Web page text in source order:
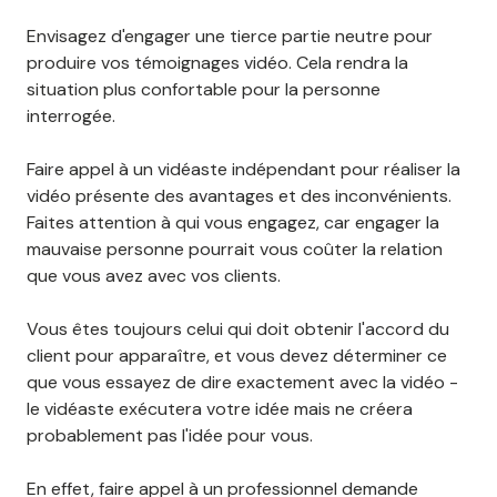
Envisagez d'engager une tierce partie neutre pour
produire vos témoignages vidéo. Cela rendra la
situation plus confortable pour la personne
interrogée.
Faire appel à un vidéaste indépendant pour réaliser la
vidéo présente des avantages et des inconvénients.
Faites attention à qui vous engagez, car engager la
mauvaise personne pourrait vous coûter la relation
que vous avez avec vos clients.
Vous êtes toujours celui qui doit obtenir l'accord du
client pour apparaître, et vous devez déterminer ce
que vous essayez de dire exactement avec la vidéo -
le vidéaste exécutera votre idée mais ne créera
probablement pas l'idée pour vous.
En effet, faire appel à un professionnel demande